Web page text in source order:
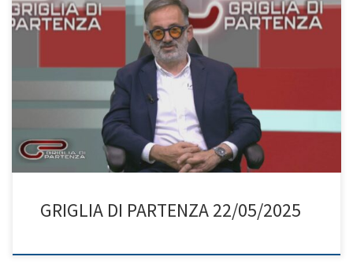
GRIGLIA DI PARTENZA 22/05/2025